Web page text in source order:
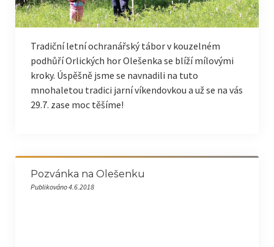
Tradiční letní ochranářský tábor v kouzelném
podhůří Orlických hor Olešenka se blíží mílovými
kroky. Úspěšně jsme se navnadili na tuto
mnohaletou tradici jarní víkendovkou a už se na vás
29.7. zase moc těšíme!
Pozvánka na Olešenku
Publikováno 4.6.2018